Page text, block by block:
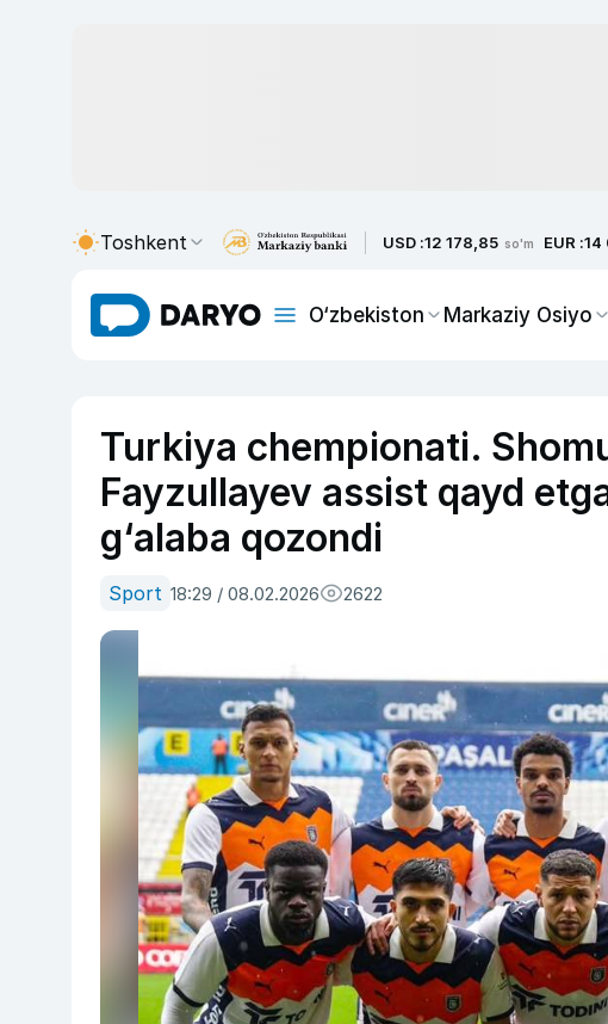
Toshkent USD :12 178,85 so'm EUR :14
O‘zbekiston Markaziy Osiyo
Turkiya chempionati.
Fayzullayev assist qayd
g‘alaba qozondi
Sport 18:29 / 08.02.2026 2622